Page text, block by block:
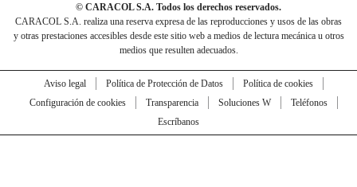
© CARACOL S.A. Todos los derechos reservados.
CARACOL S.A. realiza una reserva expresa de las reproducciones y usos de las obras
y otras prestaciones accesibles desde este sitio web a medios de lectura mecánica u otros
medios que resulten adecuados.
Aviso legal Política de Protección de Datos
Política de cookies
Configuración de cookies
Transparencia Soluciones W
Teléfonos
Escríbanos